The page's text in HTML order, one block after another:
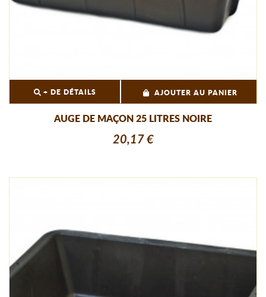
+ DE DÉTAILS AJOUTER AU PANIER
AUGE DE MAÇON 25 LITRES NOIRE
20,17 €